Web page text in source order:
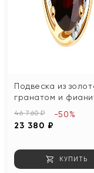
Подвеска из
гранатом и
46 760 ₽
23 380 ₽
-50%
КУПИТЬ